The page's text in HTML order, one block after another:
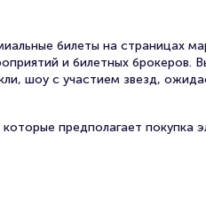
билеты на страницах
и билетных брокеров.
шоу с участием звезд,
предполагает покупка